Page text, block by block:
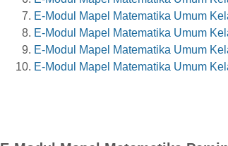
E-Modul Mapel Matematika Umum
E-Modul Mapel Matematika Umum
E-Modul Mapel Matematika Umum
E-Modul Mapel Matematika Umum